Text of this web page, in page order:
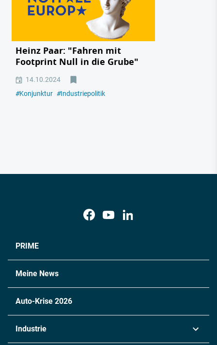
Heinz Paar: "Fahren mit
Footprint Null in die Grube"
14.10.2024
#Konjunktur #Industriepolitik
PRIME
Meine News
Auto-Krise 2026
Industrie